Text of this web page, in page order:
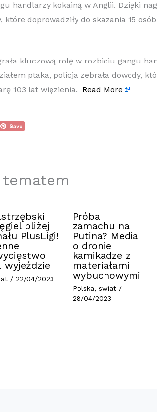
handlarzy kokainą w Anglii. Dzięki
które doprowadziły do skazania 15
kluczową rolę w rozbiciu gangu
ptaka, policja zebrała dowody,
103 lat więzienia. Read More
tematem
bliżej
PlusLigi!
wyjeździe
/22/04/2023
Próba
zamachu na
Putina? Media
o dronie
kamikadze z
materiałami
wybuchowymi
Polska, swiat/
28/04/2023